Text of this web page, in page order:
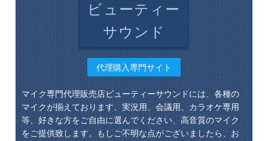
ビューティー
サウンド
代理購入専門サイト
マイク専門代理販売店ビューティーサウンドには、各種の
マイクが揃えております、実況用、会議用、カラオケ専用
等、好きな方をご自由に選んでください、高音質のマイク
をご提供致します。もしご不明な点がございましたら、お